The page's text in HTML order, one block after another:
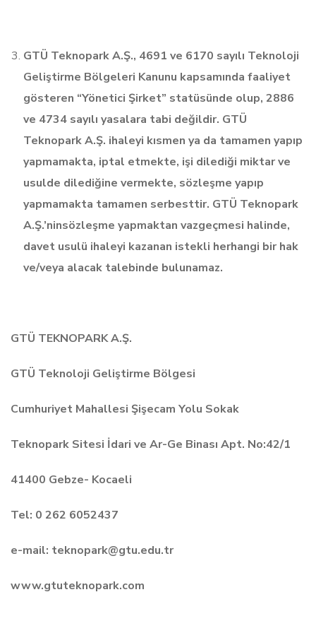
GTÜ Teknopark A.Ş., 4691 ve 6170 sayılı Teknoloji
Geliştirme Bölgeleri Kanunu kapsamında faaliyet
gösteren “Yönetici Şirket” statüsünde olup, 2886
ve 4734 sayılı yasalara tabi değildir. GTÜ
Teknopark A.Ş. ihaleyi kısmen ya da tamamen yapıp
yapmamakta, iptal etmekte, işi dilediği miktar ve
usulde dilediğine vermekte, sözleşme yapıp
yapmamakta tamamen serbesttir. GTÜ Teknopark
A.Ş.’ninsözleşme yapmaktan vazgeçmesi halinde,
davet usulü ihaleyi kazanan istekli herhangi bir hak
ve/veya alacak talebinde bulunamaz.
GTÜ TEKNOPARK A.Ş.
GTÜ Teknoloji Geliştirme Bölgesi
Cumhuriyet Mahallesi Şişecam Yolu Sokak
Teknopark Sitesi İdari ve Ar-Ge Binası Apt. No:42/1
41400 Gebze- Kocaeli
Tel: 0 262 6052437
e-mail: teknopark@gtu.edu.tr
www.gtuteknopark.com